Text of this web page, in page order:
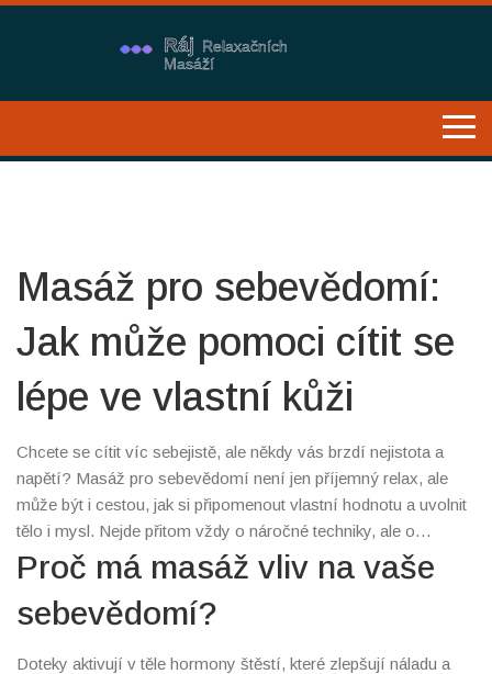
Masáž pro sebevědomí:
Jak může pomoci cítit se
lépe ve vlastní kůži
Chcete se cítit víc sebejistě, ale někdy vás brzdí nejistota a
napětí? Masáž pro sebevědomí není jen příjemný relax, ale
může být i cestou, jak si připomenout vlastní hodnotu a uvolnit
tělo i mysl. Nejde přitom vždy o náročné techniky, ale o
správný dotek, pozornost a čas jen pro vás.
Proč má masáž vliv na vaše
sebevědomí?
Doteky aktivují v těle hormony štěstí, které zlepšují náladu a